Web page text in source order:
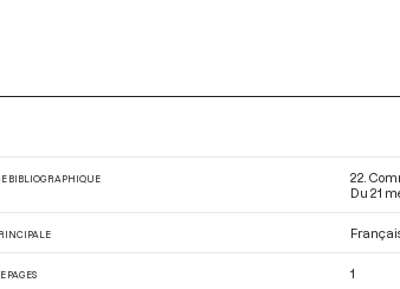
BIBLIOGRAPHIQUE
22.
Du 21
PAGES 1